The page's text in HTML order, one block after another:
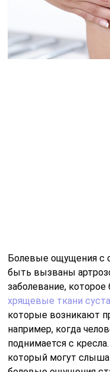
Болевые ощущения с
быть вызваны
заболевание,
хрящевые ткани
которые возникают
например, когда
поднимается с
который могут